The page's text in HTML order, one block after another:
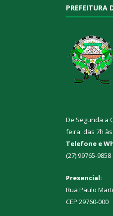
PREFEITURA
De Segunda a
feira: das 7h
Telefone e
(27) 99765-9858
Presencial:
Rua Paulo
CEP 29760-000